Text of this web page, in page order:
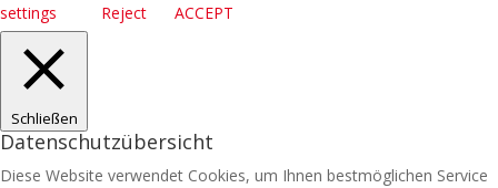
settings
Reject ACCEPT
Schließen
Datenschutzübersicht
Diese Website verwendet Cookies, um Ihnen bestmöglichen Service